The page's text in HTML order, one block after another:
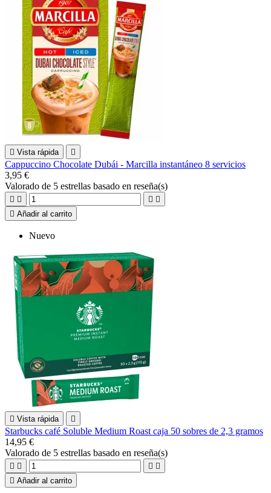
 Vista rápida 
Cappuccino Chocolate Dubái - Marcilla instantáneo 8 servicios
3,95 €
Valorado de 5 estrellas basado en reseña(s)
   
 Añadir al carrito
Nuevo
 Vista rápida 
Starbucks café Soluble Medium Roast caja 50 sobres de 2,3 gramos
14,95 €
Valorado de 5 estrellas basado en reseña(s)
   
 Añadir al carrito